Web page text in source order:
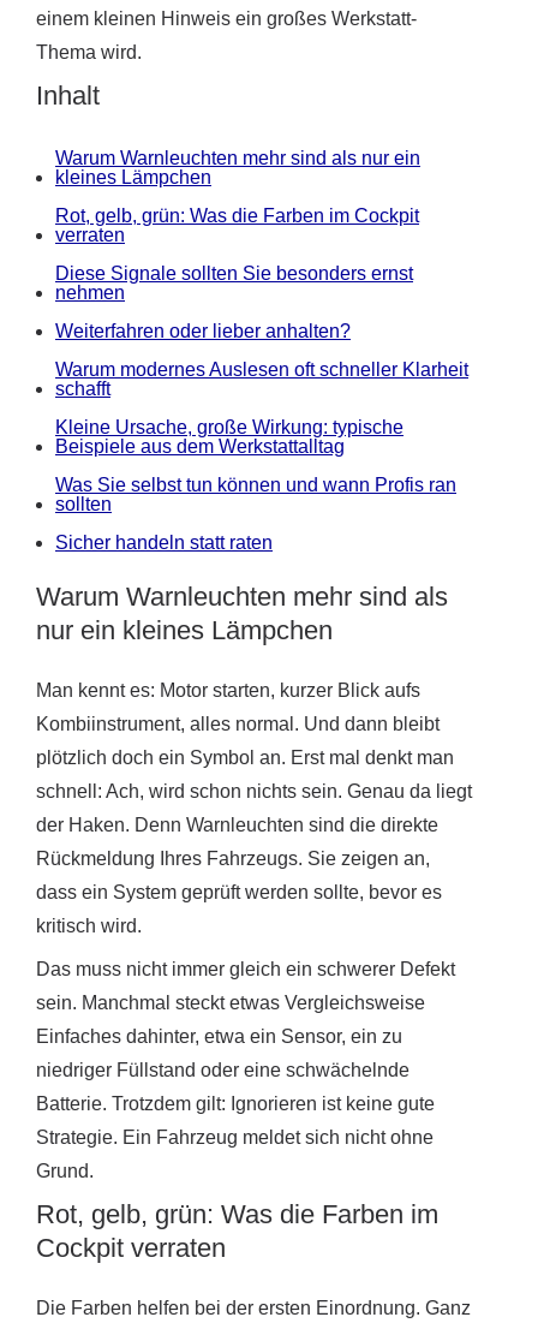
einem kleinen Hinweis ein großes Werkstatt-
Thema wird.
Inhalt
Warum Warnleuchten mehr sind als nur ein
kleines Lämpchen
Rot, gelb, grün: Was die Farben im Cockpit
verraten
Diese Signale sollten Sie besonders ernst
nehmen
Weiterfahren oder lieber anhalten?
Warum modernes Auslesen oft schneller Klarheit
schafft
Kleine Ursache, große Wirkung: typische
Beispiele aus dem Werkstattalltag
Was Sie selbst tun können und wann Profis ran
sollten
Sicher handeln statt raten
Warum Warnleuchten mehr sind als
nur ein kleines Lämpchen
Man kennt es: Motor starten, kurzer Blick aufs
Kombiinstrument, alles normal. Und dann bleibt
plötzlich doch ein Symbol an. Erst mal denkt man
schnell: Ach, wird schon nichts sein. Genau da liegt
der Haken. Denn Warnleuchten sind die direkte
Rückmeldung Ihres Fahrzeugs. Sie zeigen an,
dass ein System geprüft werden sollte, bevor es
kritisch wird.
Das muss nicht immer gleich ein schwerer Defekt
sein. Manchmal steckt etwas Vergleichsweise
Einfaches dahinter, etwa ein Sensor, ein zu
niedriger Füllstand oder eine schwächelnde
Batterie. Trotzdem gilt: Ignorieren ist keine gute
Strategie. Ein Fahrzeug meldet sich nicht ohne
Grund.
Rot, gelb, grün: Was die Farben im
Cockpit verraten
Die Farben helfen bei der ersten Einordnung. Ganz